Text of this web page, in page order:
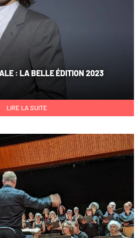
: LA BELLE ÉDITION 2023
LIRE LA SUITE